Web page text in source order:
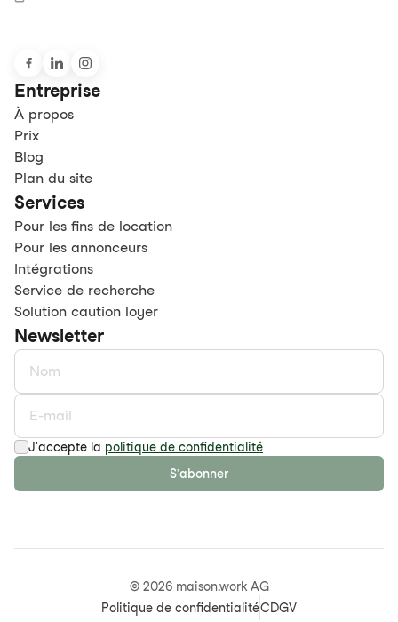
Entreprise
À propos
Prix
Blog
Plan du site
Services
Pour les fins de location
Pour les annonceurs
Intégrations
Service de recherche
Solution caution loyer
Newsletter
J'accepte la politique de confidentialité
S'abonner
© 2026maison.work AG
Politique de confidentialitéCDGV